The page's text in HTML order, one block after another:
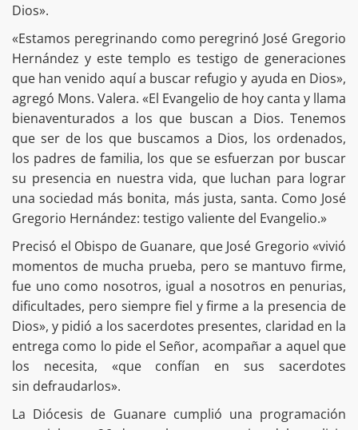
Dios».
«Estamos peregrinando como peregrinó José Gregorio
Hernández y este templo es testigo de generaciones
que han venido aquí a buscar refugio y ayuda en Dios»,
agregó Mons. Valera. «El Evangelio de hoy canta y llama
bienaventurados a los que buscan a Dios. Tenemos
que ser de los que buscamos a Dios, los ordenados,
los padres de familia, los que se esfuerzan por buscar
su presencia en nuestra vida, que luchan para lograr
una sociedad más bonita, más justa, santa. Como José
Gregorio Hernández: testigo valiente del Evangelio.»
Precisó el Obispo de Guanare, que José Gregorio «vivió
momentos de mucha prueba, pero se mantuvo firme,
fue uno como nosotros, igual a nosotros en penurias,
dificultades, pero siempre fiel y firme a la presencia de
Dios», y pidió a los sacerdotes presentes, claridad en la
entrega como lo pide el Señor, acompañar a aquel que
los necesita, «que confían en sus sacerdotes
sin defraudarlos».
La Diócesis de Guanare cumplió una programación